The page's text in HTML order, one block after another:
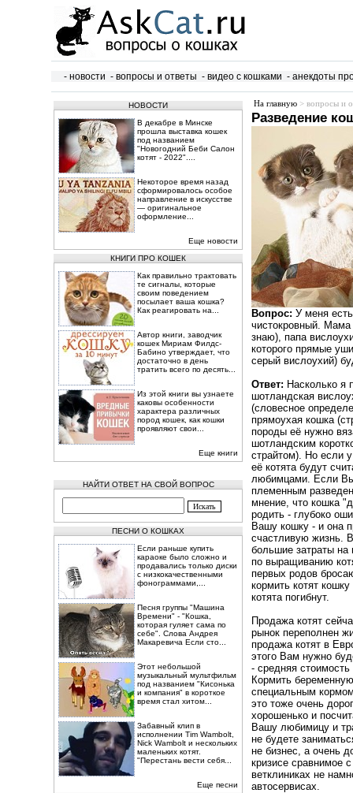
- новости - вопросы и ответы - видео с кошками - анекдоты
НОВОСТИ
В декабре в Минске
прошла выставка кошек
под названием
"Новогодний Беби Салон
котят - 2022"....
Некоторое время назад
сформировалось особое
направление в искусстве
— оригинальное
оформление...
Еще новости
КНИГИ ПРО КОШЕК
Как правильно трактовать
те сигналы, которые
своим поведением
посылает ваша кошка?
Как реагировать на...
Автор книги, заводчик
кошек Мириам Филдс-
Бабино утверждает, что
достаточно в день
тратить всего по десять...
Из этой книги вы узнаете
каковы особенности
характера различных
пород кошек, как кошки
проявляют свои...
Еще книги
НАЙТИ ОТВЕТ НА СВОЙ ВОПРОС
ПЕСНИ О КОШКАХ
Если раньше купить
караоке было сложно и
продавались только диски
с низкокачественными
фонограммами,...
Песня группы "Машина
Времени" - "Кошка,
которая гуляет сама по
себе". Слова Андрея
Макаревича Если сто...
Этот небольшой
музыкальный мультфильм
под названием "Кисонька
и компания" в короткое
время стал хитом...
Забавный клип в
исполнении Tim Wambolt,
Nick Wambolt и нескольких
маленьких котят.
"Перестань вести себя...
Еще песни
На главную > вопросы и
Разведение
Вопрос: У меня
чистокровный.
знаю), папа
которого прямые
серый вислоухий)
Ответ: Насколько я
шотландская
(словесное
прямоухая кошка
породы её нужно
шотландским
страйтом). Но если
её котята будут
любимцами. Если Вы
племенным
мнение, что кошка
родить - глубоко
Вашу кошку - и она
счастливую жизнь.
большие затраты
по выращиванию
первых родов
кормить котят
котята погибнут.
Продажа котят
рынок переполнен
продажа котят в
этого Вам нужно
- средняя
Кормить
специальным
это тоже очень
хорошенько и
Вашу любимицу и
не будете
не бизнес, а очень
кризисе сравнимое
ветклиниках не
автосервисах.